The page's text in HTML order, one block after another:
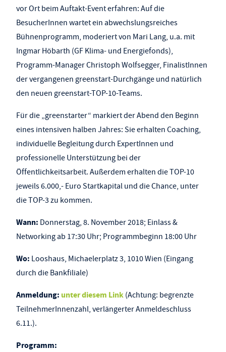
vor Ort beim Auftakt-Event erfahren: Auf die
BesucherInnen wartet ein abwechslungsreiches
Bühnenprogramm, moderiert von Mari Lang, u.a. mit
Ingmar Höbarth (GF Klima- und Energiefonds),
Programm-Manager Christoph Wolfsegger, FinalistInnen
der vergangenen greenstart-Durchgänge und natürlich
den neuen greenstart-TOP-10-Teams.
Für die „greenstarter“ markiert der Abend den Beginn
eines intensiven halben Jahres: Sie erhalten Coaching,
individuelle Begleitung durch ExpertInnen und
professionelle Unterstützung bei der
Öffentlichkeitsarbeit. Außerdem erhalten die TOP-10
jeweils 6.000,- Euro Startkapital und die Chance, unter
die TOP-3 zu kommen.
Wann: Donnerstag, 8. November 2018; Einlass &
Networking ab 17:30 Uhr; Programmbeginn 18:00 Uhr
Wo: Looshaus, Michaelerplatz 3, 1010 Wien (Eingang
durch die Bankfiliale)
Anmeldung: unter diesem Link (Achtung: begrenzte
TeilnehmerInnenzahl, verlängerter Anmeldeschluss
6.11.).
Programm: